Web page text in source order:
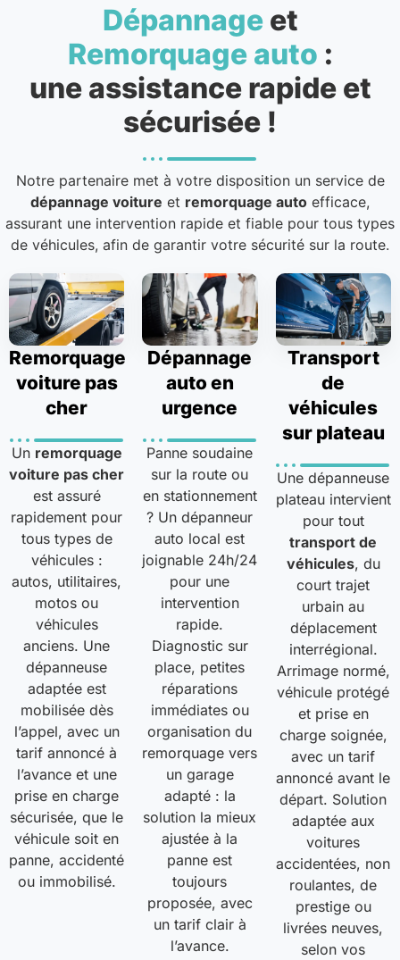
Dépannageet
Remorquage auto :
une assistance rapide et
sécurisée !
Notre partenaire met à votre disposition un service de
dépannage voiture et remorquage auto efficace,
assurant une intervention rapide et fiable pour tous types
de véhicules, afin de garantir votre sécurité sur la route.
Remorquage
voiture pas
cher
Un remorquage
voiture pas cher
est assuré
rapidement pour
tous types de
véhicules :
autos, utilitaires,
motos ou
véhicules
anciens. Une
dépanneuse
adaptée est
mobilisée dès
l’appel, avec un
tarif annoncé à
l’avance et une
prise en charge
sécurisée, que le
véhicule soit en
panne, accidenté
ou immobilisé.
Dépannage
auto en
urgence
Panne soudaine
sur la route ou
en stationnement
? Un dépanneur
auto local est
joignable 24h/24
pour une
intervention
rapide.
Diagnostic sur
place, petites
réparations
immédiates ou
organisation du
remorquage vers
un garage
adapté : la
solution la mieux
ajustée à la
panne est
toujours
proposée, avec
un tarif clair à
l’avance.
Transport
de
véhicules
sur plateau
Une dépanneuse
plateau intervient
pour tout
transport de
véhicules, du
court trajet
urbain au
déplacement
interrégional.
Arrimage normé,
véhicule protégé
et prise en
charge soignée,
avec un tarif
annoncé avant le
départ. Solution
adaptée aux
voitures
accidentées, non
roulantes, de
prestige ou
livrées neuves,
selon vos